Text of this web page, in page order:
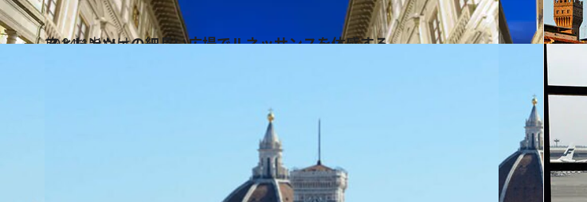
2014.1.6
フィレンツェの細長い広場でルネッサンスを体感する
旅＆お出かけ